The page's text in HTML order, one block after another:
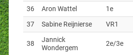
36 Aron Wattel 1e
37
Sabine Reijnierse VR1
38
Jannick
Wondergem
2e/3e